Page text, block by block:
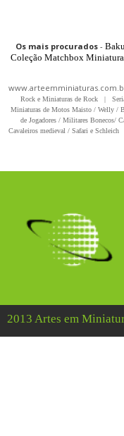
Os mais procurados-
Coleção Matchbox
Rock e Miniaturas de Rock
|
Miniaturas de Motos Maisto / Welly /
de Jogadores / Militares Bonecos/
Cavaleiros medieval / Safari e Schleich
2013 Artes em